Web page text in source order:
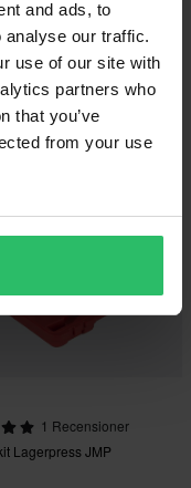
and ads, to
analyse our traffic.
use of our site with
partners who
that you’ve
from your use
För Slangar JMP
1 Recensioner
Lagerpress JMP